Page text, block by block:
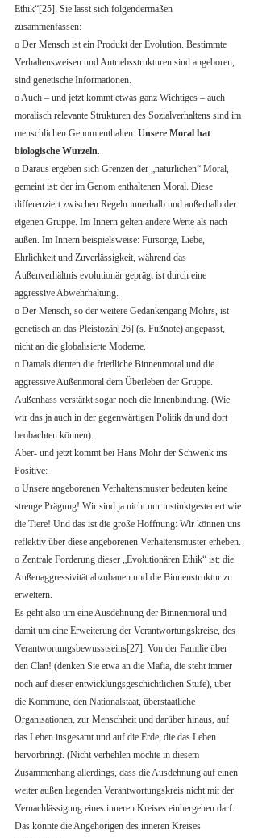
Ethik“[25]. Sie lässt sich folgendermaßen
zusammenfassen:
o Der Mensch ist ein Produkt der Evolution. Bestimmte
Verhaltensweisen und Antriebsstrukturen sind angeboren,
sind genetische Informationen.
o Auch – und jetzt kommt etwas ganz Wichtiges – auch
moralisch relevante Strukturen des Sozialverhaltens sind im
menschlichen Genom enthalten. Unsere Moral hat
biologische Wurzeln.
o Daraus ergeben sich Grenzen der „natürlichen“ Moral,
gemeint ist: der im Genom enthaltenen Moral. Diese
differenziert zwischen Regeln innerhalb und außerhalb der
eigenen Gruppe. Im Innern gelten andere Werte als nach
außen. Im Innern beispielsweise: Fürsorge, Liebe,
Ehrlichkeit und Zuverlässigkeit, während das
Außenverhältnis evolutionär geprägt ist durch eine
aggressive Abwehrhaltung.
o Der Mensch, so der weitere Gedankengang Mohrs, ist
genetisch an das Pleistozän[26] (s. Fußnote) angepasst,
nicht an die globalisierte Moderne.
o Damals dienten die friedliche Binnenmoral und die
aggressive Außenmoral dem Überleben der Gruppe.
Außenhass verstärkt sogar noch die Innenbindung. (Wie
wir das ja auch in der gegenwärtigen Politik da und dort
beobachten können).
Aber- und jetzt kommt bei Hans Mohr der Schwenk ins
Positive:
o Unsere angeborenen Verhaltensmuster bedeuten keine
strenge Prägung! Wir sind ja nicht nur instinktgesteuert wie
die Tiere! Und das ist die große Hoffnung: Wir können uns
reflektiv über diese angeborenen Verhaltensmuster erheben.
o Zentrale Forderung dieser „Evolutionären Ethik“ ist: die
Außenaggressivität abzubauen und die Binnenstruktur zu
erweitern.
Es geht also um eine Ausdehnung der Binnenmoral und
damit um eine Erweiterung der Verantwortungskreise, des
Verantwortungsbewusstseins[27]. Von der Familie über
den Clan! (denken Sie etwa an die Mafia, die steht immer
noch auf dieser entwicklungsgeschichtlichen Stufe), über
die Kommune, den Nationalstaat, überstaatliche
Organisationen, zur Menschheit und darüber hinaus, auf
das Leben insgesamt und auf die Erde, die das Leben
hervorbringt. (Nicht verhehlen möchte in diesem
Zusammenhang allerdings, dass die Ausdehnung auf einen
weiter außen liegenden Verantwortungskreis nicht mit der
Vernachlässigung eines inneren Kreises einhergehen darf.
Das könnte die Angehörigen des inneren Kreises